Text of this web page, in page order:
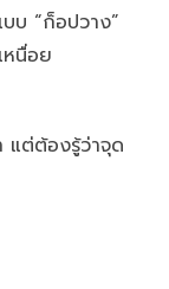
บ “ก็อปวาง”
หนื่อย
แต่ต้องรู้ว่าจุด